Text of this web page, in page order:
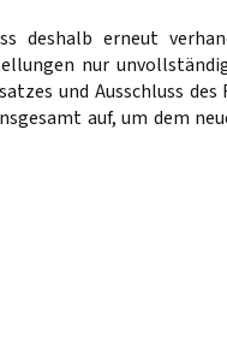
deshalb erneut
nur
und Ausschluss
auf, um dem